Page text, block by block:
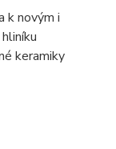
k novým i
keramiky